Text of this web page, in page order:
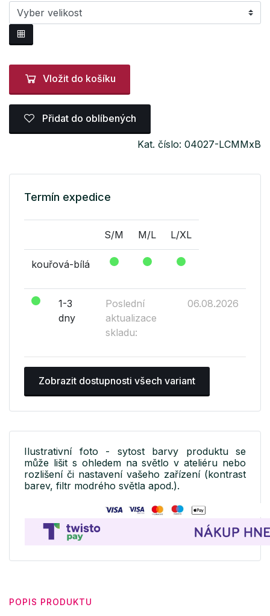
Vložit do košíku
Přidat do oblíbených
Kat. číslo: 04027-LCMMxB
Termín expedice
S/M M/L L/XL
kouřová-bílá
1-3
dny
Poslední
aktualizace
skladu:
06.08.2026
Zobrazit dostupnosti všech variant
Ilustrativní foto - sytost barvy produktu se
může lišit s ohledem na světlo v ateliéru nebo
rozlišení či nastavení vašeho zařízení (kontrast
barev, filtr modrého světla apod.).
POPIS PRODUKTU